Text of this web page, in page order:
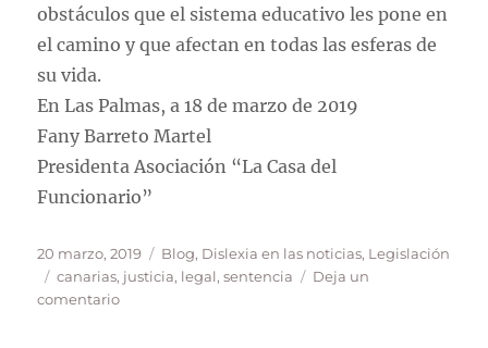
obstáculos que el sistema educativo les pone en
el camino y que afectan en todas las esferas de
su vida.
En Las Palmas, a 18 de marzo de 2019
Fany Barreto Martel
Presidenta Asociación “La Casa del
Funcionario”
Publicado
el
20 marzo, 2019 Categorías
Blog, Dislexia en las noticias, Legislación
Etiquetas
canarias, justicia, legal,sentencia
Deja un
comentarioen